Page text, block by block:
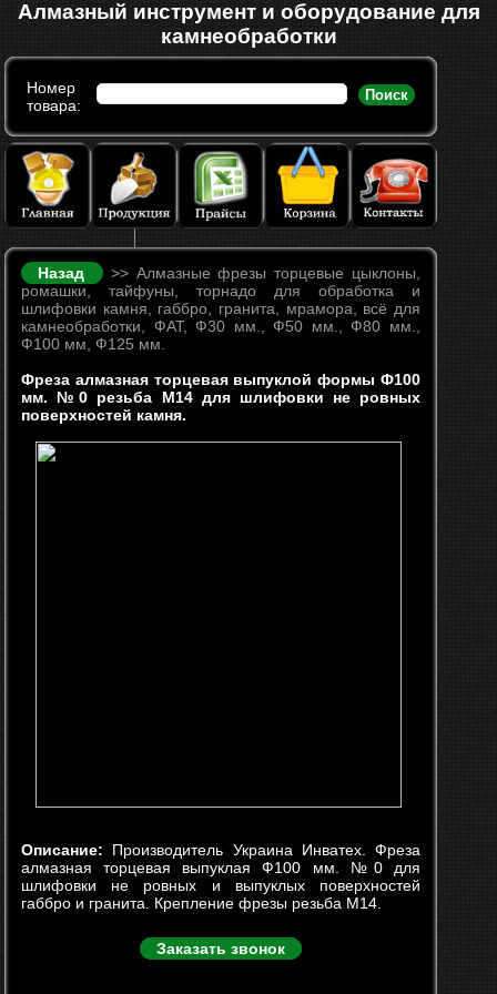
Алмазный инструмент и оборудование для
камнеобработки
Номер
товара:
Поиск
Назад
>> Алмазные фрезы торцевые цыклоны,
ромашки, тайфуны, торнадо для обработка и
шлифовки камня, габбро, гранита, мрамора, всё для
камнеобработки, ФАТ, Ф30 мм., Ф50 мм., Ф80 мм.,
Ф100 мм, Ф125 мм.
Фреза алмазная торцевая выпуклой формы Ф100
мм. №0 резьба М14 для шлифовки не ровных
поверхностей камня.
Описание: Производитель Украина Инватех. Фреза
алмазная торцевая выпуклая Ф100 мм. №0 для
шлифовки не ровных и выпуклых поверхностей
габбро и гранита. Крепление фрезы резьба М14.
Заказать звонок